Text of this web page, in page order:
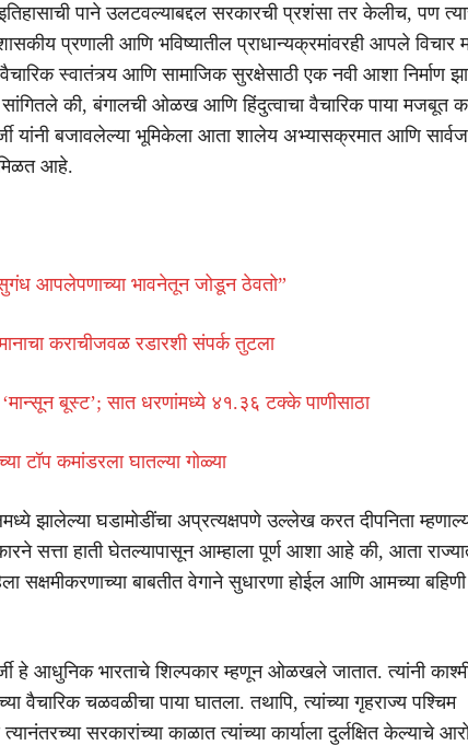
इतिहासाची पाने उलटवल्याबद्दल सरकारची प्रशंसा तर केलीच, पण
प्रणाली आणि भविष्यातील प्राधान्यक्रमांवरही आपले विचार
स्वातंत्र्य आणि सामाजिक सुरक्षेसाठी एक नवी आशा निर्माण
की, बंगालची ओळख आणि हिंदुत्वाचा वैचारिक पाया मजबूत
यांनी बजावलेल्या भूमिकेला आता शालेय अभ्यासक्रमात आणि
मिळत आहे.
आपलेपणाच्या भावनेतून जोडून ठेवतो”
कराचीजवळ रडारशी संपर्क तुटला
‘मान्सून बूस्ट’; सात धरणांमध्ये ४१.३६ टक्के पाणीसाठा
टॉप कमांडरला घातल्या गोळ्या
झालेल्या घडामोडींचा अप्रत्यक्षपणे उल्लेख करत दीपनिता
सत्ता हाती घेतल्यापासून आम्हाला पूर्ण आशा आहे की, आता
सक्षमीकरणाच्या बाबतीत वेगाने सुधारणा होईल आणि आमच्या
हे आधुनिक भारताचे शिल्पकार म्हणून ओळखले जातात. त्यांनी
वैचारिक चळवळीचा पाया घातला. तथापि, त्यांच्या गृहराज्य पश्चिम
सरकारांच्या काळात त्यांच्या कार्याला दुर्लक्षित केल्याचे